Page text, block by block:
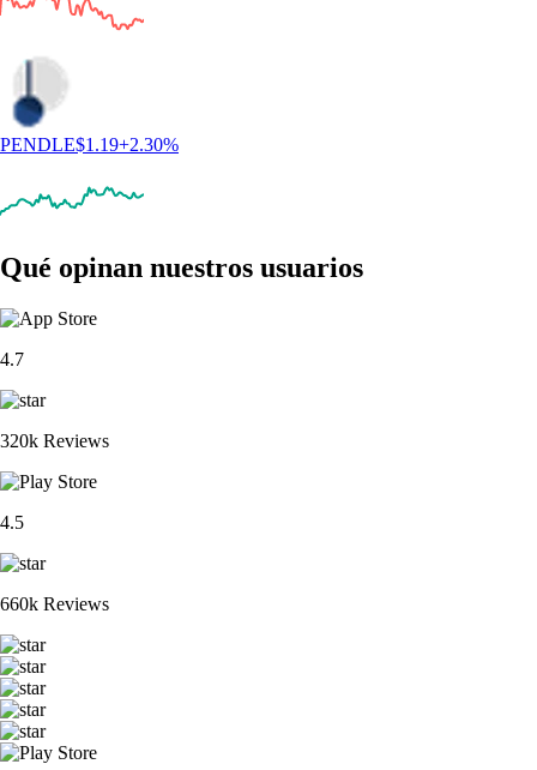
PENDLE$1.19+2.30%
Qué opinan nuestros usuarios
4.7
320k Reviews
4.5
660k Reviews